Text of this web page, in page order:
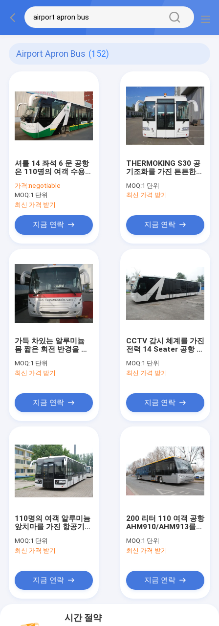
Airport Apron Bus (152)
셔틀 14 좌석 6 문 공항
은 110명의 여객 수용량
칩니다
가격:negotiable
MOQ:1 단위
최신 가격 받기
지금 연락
THERMOKING S30 공
기조화를 가진 튼튼한
비
MOQ:1 단위
최신 가격 받기
지금 연락
가득 차있는 알루미늄
몸 짧은 회전 반경을 가
MOQ:1 단위
최신 가격 받기
지금 연락
CCTV 감시 체계를 가진
전력 14 Seater 공항 여
MOQ:1 단위
최신 가격 받기
지금 연락
110명의 여객 알루미늄
앞치마를 가진 항공기
MOQ:1 단위
최신 가격 받기
지금 연락
200 리터 110 여객 공항
AHM910/AHM913를
Seater 버스
MOQ:1 단위
최신 가격 받기
지금 연락
시간 절약